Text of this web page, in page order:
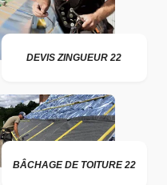
DEVIS ZINGUEUR 22
BÂCHAGE DE TOITURE 22